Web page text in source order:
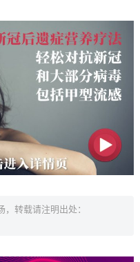
转载请注明出处：